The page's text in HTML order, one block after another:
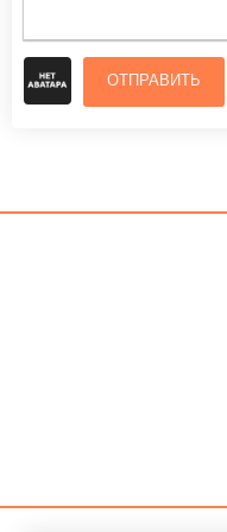
ОТПРАВИТЬ